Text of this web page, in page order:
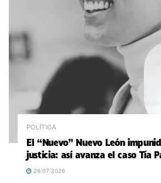
POLÍTICA
El “Nuevo” Nuevo León
justicia: así avanza el caso Tía
28/07/2026